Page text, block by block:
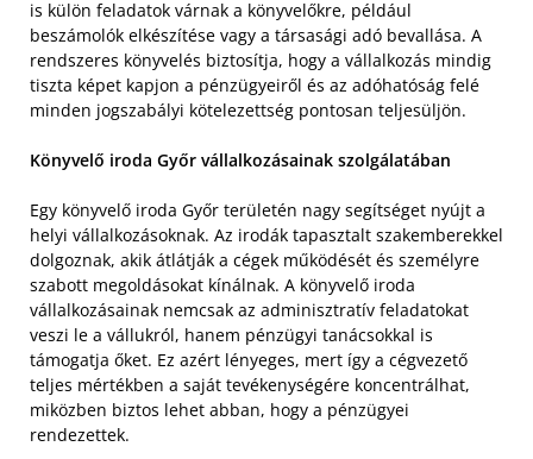
is külön feladatok várnak a könyvelőkre, például
beszámolók elkészítése vagy a társasági adó bevallása. A
rendszeres könyvelés biztosítja, hogy a vállalkozás mindig
tiszta képet kapjon a pénzügyeiről és az adóhatóság felé
minden jogszabályi kötelezettség pontosan teljesüljön.
Könyvelő iroda Győr vállalkozásainak szolgálatában
Egy könyvelő iroda Győr területén nagy segítséget nyújt a
helyi vállalkozásoknak. Az irodák tapasztalt szakemberekkel
dolgoznak, akik átlátják a cégek működését és személyre
szabott megoldásokat kínálnak. A könyvelő iroda
vállalkozásainak nemcsak az adminisztratív feladatokat
veszi le a vállukról, hanem pénzügyi tanácsokkal is
támogatja őket. Ez azért lényeges, mert így a cégvezető
teljes mértékben a saját tevékenységére koncentrálhat,
miközben biztos lehet abban, hogy a pénzügyei
rendezettek.